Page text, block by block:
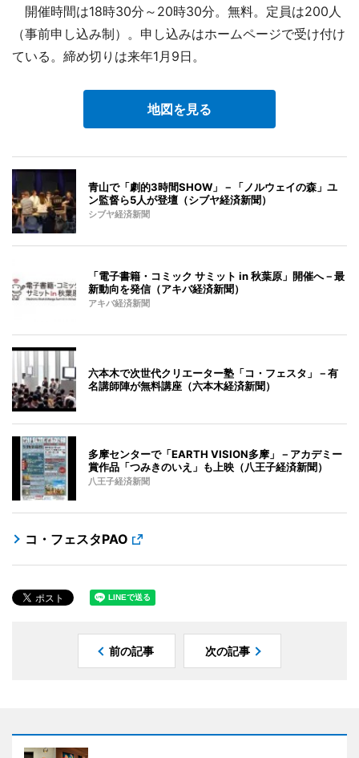
開催時間は18時30分～20時30分。無料。定員は200人
（事前申し込み制）。申し込みはホームページで受け付け
ている。締め切りは来年1月9日。
地図を見る
青山で「劇的3時間SHOW」－「ノルウェイの森」ユ
ン監督ら5人が登壇（シブヤ経済新聞）
シブヤ経済新聞
「電子書籍・コミック サミット in 秋葉原」開催へ－最
新動向を発信（アキバ経済新聞）
アキバ経済新聞
六本木で次世代クリエーター塾「コ・フェスタ」－有
名講師陣が無料講座（六本木経済新聞）
多摩センターで「EARTH VISION多摩」－アカデミー
賞作品「つみきのいえ」も上映（八王子経済新聞）
八王子経済新聞
コ・フェスタPAO
前の記事 次の記事